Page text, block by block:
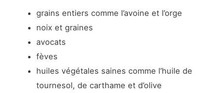
grains entiers comme l’avoine et l’orge
noix et graines
avocats
fèves
huiles végétales saines comme l’huile de
tournesol, de carthame et d’olive